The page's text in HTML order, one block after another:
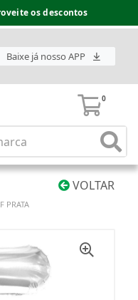
os descontos
Baixe já nosso APP
0
VOLTAR
PRATA